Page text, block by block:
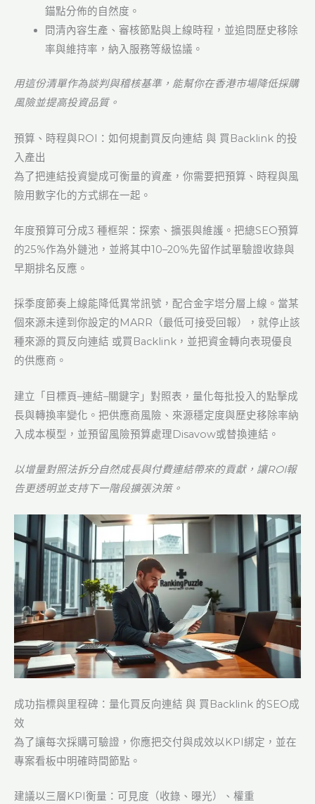
錨點分佈的自然度。
問清內容生產、審核節點與上線時程，並追問歷史移除
率與維持率，納入服務等級協議。
用這份清單作為談判與稽核基準，能幫你在香港市場降低採購
風險並提高投資品質。
預算、時程與ROI：如何規劃買反向連結 與 買Backlink 的投
入產出
為了把連結投資變成可衡量的資產，你需要把預算、時程與風
險用數字化的方式綁在一起。
年度預算可分成3 種框架：探索、擴張與維護。把總SEO預算
的25%作為外鏈池，並將其中10–20%先留作試單驗證收錄與
早期排名反應。
採季度節奏上線能降低異常訊號，配合金字塔分層上線。當某
個來源未達到你設定的MARR（最低可接受回報），就停止該
種來源的買反向連結 或買Backlink，並把資金轉向表現優良
的供應商。
建立「目標頁–連結–關鍵字」對照表，量化每批投入的點擊成
長與轉換率變化。把供應商風險、來源穩定度與歷史移除率納
入成本模型，並預留風險預算處理Disavow或替換連結。
以增量對照法拆分自然成長與付費連結帶來的貢獻，讓ROI報
告更透明並支持下一階段擴張決策。
成功指標與里程碑：量化買反向連結 與 買Backlink 的SEO成
效
為了讓每次採購可驗證，你應把交付與成效以KPI綁定，並在
專案看板中明確時間節點。
建議以三層KPI衡量：可見度（收錄、曝光）、權重